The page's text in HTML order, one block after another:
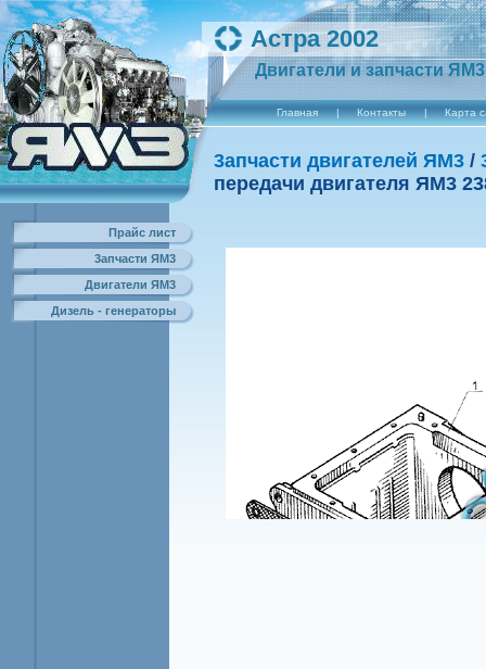
Астра 2002
Двигатели и запчасти ЯМ3
Главная | Контакты | Карта
Прайс лист
3апчасти ЯМ3
Двигатели ЯМ3
Дизель - генераторы
3апчасти двигателей ЯМ3 /
передачи двигателя ЯM3